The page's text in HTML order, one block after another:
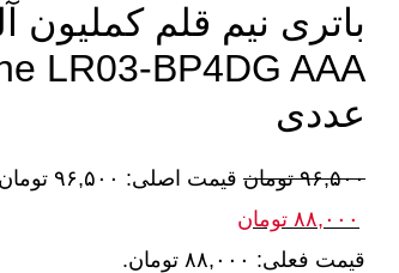
عددی
۹۶,۵۰۰ تومان قیمت اصلی: ۹۶,۵۰۰ تومان بود.
۸۸,۰۰۰ تومان
قیمت فعلی: ۸۸,۰۰۰ تومان.